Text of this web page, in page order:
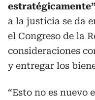
estratégicamente”
a la justicia se da
el Congreso de la
consideraciones
y entregar los
“Esto no es nuevo